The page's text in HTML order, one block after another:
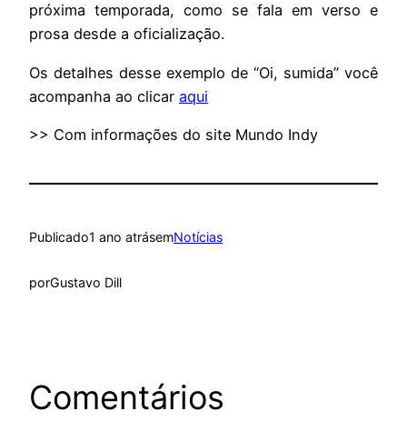
próxima temporada, como se fala em verso e
prosa desde a oficialização.
Os detalhes desse exemplo de “Oi, sumida” você
acompanha ao clicar aqui
>> Com informações do site Mundo Indy
Publicado1 ano atrásemNotícias
porGustavo Dill
Comentários